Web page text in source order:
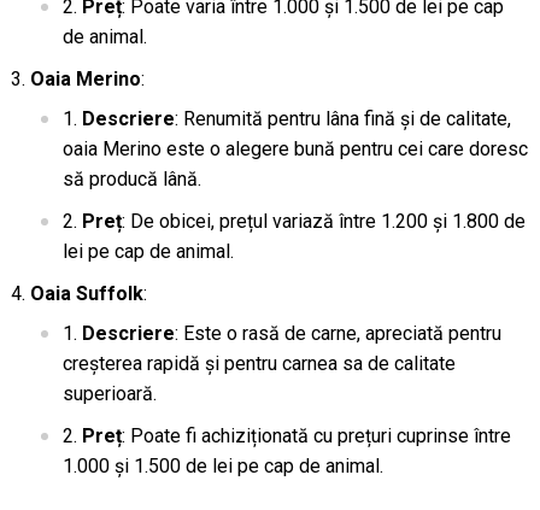
Preț: Poate varia între 1.000 și 1.500 de lei pe cap
de animal.
Oaia Merino:
Descriere: Renumită pentru lâna fină și de calitate,
oaia Merino este o alegere bună pentru cei care doresc
să producă lână.
Preț: De obicei, prețul variază între 1.200 și 1.800 de
lei pe cap de animal.
Oaia Suffolk:
Descriere: Este o rasă de carne, apreciată pentru
creșterea rapidă și pentru carnea sa de calitate
superioară.
Preț: Poate fi achiziționată cu prețuri cuprinse între
1.000 și 1.500 de lei pe cap de animal.